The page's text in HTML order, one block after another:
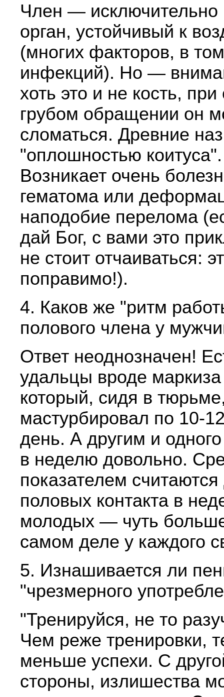
Член — исключительно
орган, устойчивый к
(многих факторов, в
инфекций). Но —
хоть это и не кость,
грубом обращении он
сломаться. Древние
"оплошностью коитуса".
Возникает очень
гематома или
наподобие перелома
дай Бог, с вами это
не стоит отчаиваться:
поправимо!).
4. Каков же "ритм
полового члена у
Ответ неоднозначен!
удальцы вроде
который, сидя в
мастурбировал по 10-
день. А другим и
в неделю довольно.
показателем считаются
половых контакта в
молодых — чуть
самом деле у каждого
5. Изнашивается ли
"чрезмерного
"Тренируйся, не то
Чем реже тренировки,
меньше успехи. С
стороны, излишества